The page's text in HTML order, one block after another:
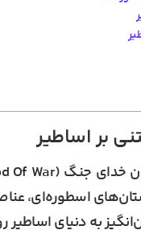
اسطوره‌ای،
به دنیای اساطیر